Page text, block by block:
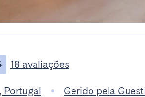
18 avaliações
Portugal
Gerido pela